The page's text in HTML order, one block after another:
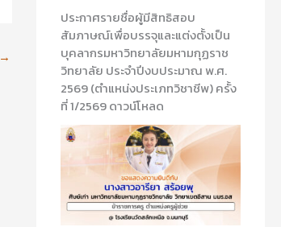
→
ประกาศรายชื่อผู้มีสิทธิสอบ
สัมภาษณ์เพื่อบรรจุและแต่งตั้งเป็น
บุคลากรมหาวิทยาลัยมหามกุฏราช
วิทยาลัย ประจำปีงบประมาณ พ.ศ.
2569 (ตำแหน่งประเภทวิชาชีพ) ครั้ง
ที่ 1/2569 ดาวน์โหลด